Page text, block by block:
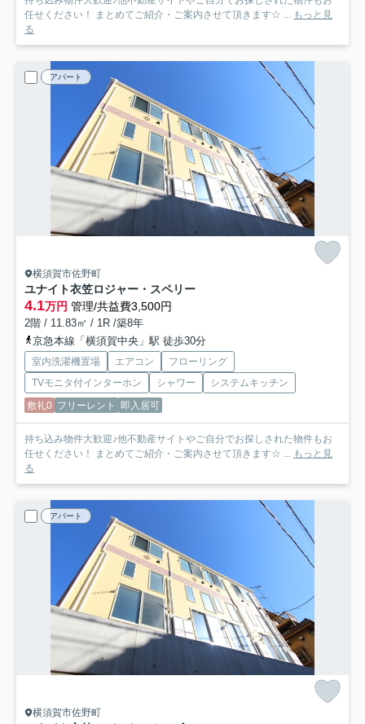
任せください！ まとめてご紹介・ご案内させて頂きます☆ ... もっと見
る
アパート
横須賀市佐野町
ユナイト衣笠ロジャー・スペリー
4.1万円 管理/共益費3,500円
2階 / 11.83㎡ / 1R /築8年
京急本線「横須賀中央」駅 徒歩30分
室内洗濯機置場 エアコン
フローリング
TVモニタ付インターホン
シャワー
システムキッチン
敷礼0 フリーレント 即入居可
持ち込み物件大歓迎♪他不動産サイトやご自分でお探しされた物件もお
任せください！ まとめてご紹介・ご案内させて頂きます☆ ... もっと見
る
アパート
横須賀市佐野町